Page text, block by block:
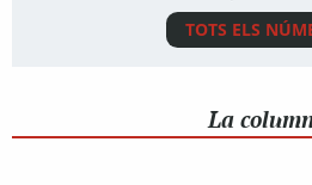
TOTS ELS
La